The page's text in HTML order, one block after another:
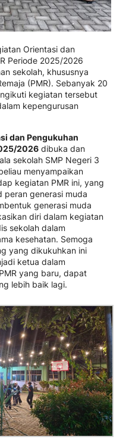
Orientasi dan
Periode 2025/2026
sekolah, khususnya
(PMR). Sebanyak 20
kegiatan tersebut
kepengurusan
dan Pengukuhan
2026 dibuka dan
sekolah SMP Negeri 3
menyampaikan
kegiatan PMR ini, yang
peran generasi muda
generasi muda
diri dalam kegiatan
sekolah dalam
kesehatan. Semoga
yang dikukuhkan ini
ketua dalam
yang baru, dapat
lebih baik lagi.